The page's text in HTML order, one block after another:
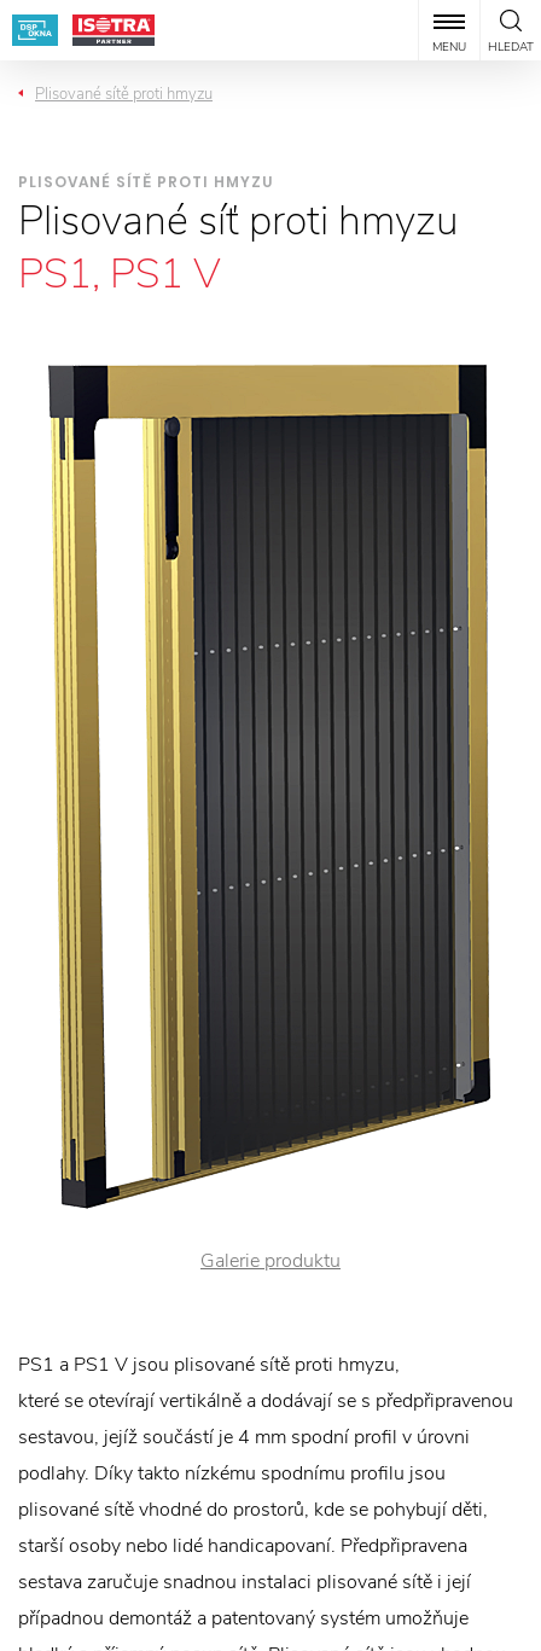
HLEDAT
MENU
Plisované sítě proti hmyzu
PLISOVANÉ SÍTĚ PROTI HMYZU
Plisované síť proti hmyzu
PS1, PS1 V
Galerie produktu
PS1 a PS1 V jsou plisované sítě proti hmyzu,
které se otevírají vertikálně a dodávají se s předpřipravenou
sestavou, jejíž součástí je 4 mm spodní profil v úrovni
podlahy. Díky takto nízkému spodnímu profilu jsou
plisované sítě vhodné do prostorů, kde se pohybují děti,
starší osoby nebo lidé handicapovaní. Předpřipravena
sestava zaručuje snadnou instalaci plisované sítě i její
případnou demontáž a patentovaný systém umožňuje